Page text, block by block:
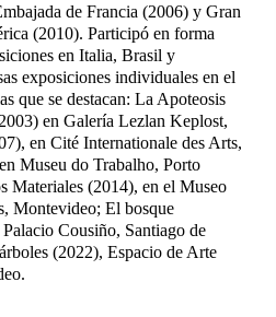
de Francia (2006) y Gran
(2010). Participó en forma
en Italia, Brasil y
exposiciones individuales en el
que se destacan: La Apoteosis
en Galería Lezlan Keplost,
en Cité Internationale des Arts,
Museu do Trabalho, Porto
Materiales (2014), en el Museo
Montevideo; El bosque
Cousiño, Santiago de
(2022), Espacio de Arte